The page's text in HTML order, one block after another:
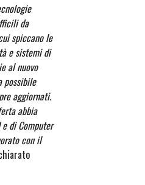
da
spiccano le
e sistemi di
al nuovo
possibile
aggiornati.
abbia
di Computer
con il